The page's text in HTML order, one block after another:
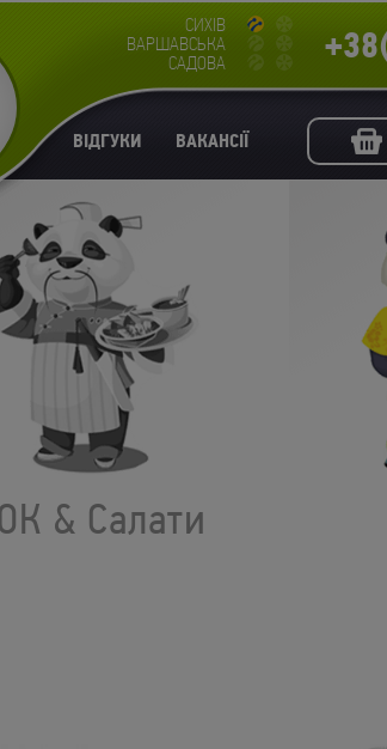
СИХІВ
ВАРШАВСЬКА
САДОВА
ВІДГУКИ ВАКАНСІЇ
& Салати